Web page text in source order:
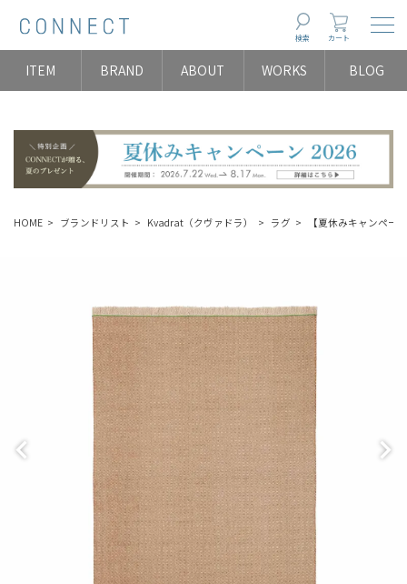
検索 カート
ITEM BRAND ABOUT WORKS BLOG
HOME ブランドリスト Kvadrat（クヴァドラ） ラグ 【夏休みキャンペー